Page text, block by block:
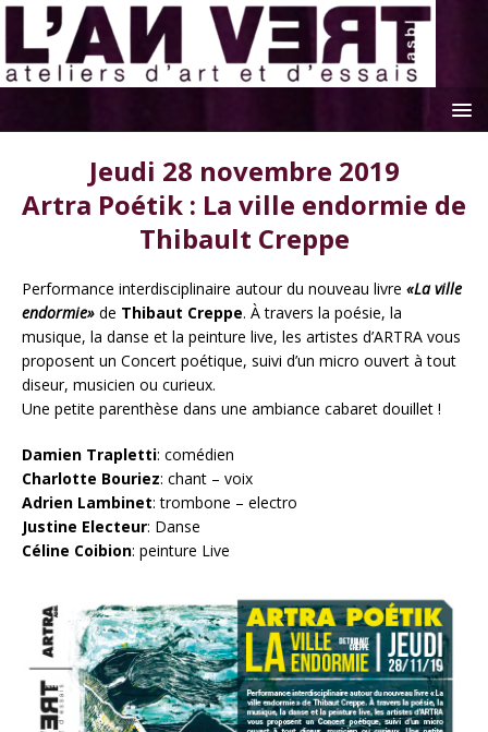
Jeudi 28 novembre 2019
Artra Poétik : La ville endormie de
Thibault Creppe
Performance interdisciplinaire autour du nouveau livre «La ville
endormie» de Thibaut Creppe. À travers la poésie, la
musique, la danse et la peinture live, les artistes d’ARTRA vous
proposent un Concert poétique, suivi d’un micro ouvert à tout
diseur, musicien ou curieux.
Une petite parenthèse dans une ambiance cabaret douillet !
Damien Trapletti: comédien
Charlotte Bouriez: chant – voix
Adrien Lambinet: trombone – electro
Justine Electeur: Danse
Céline Coibion: peinture Live